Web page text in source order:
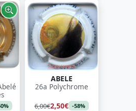
ABELE
26a Polychrome
6,00€2,50€ -58%